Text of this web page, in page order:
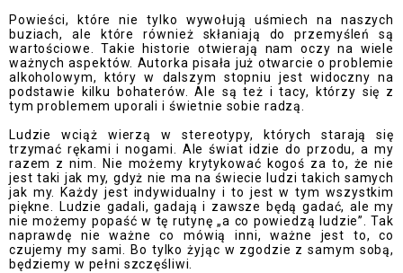
Powieści, które nie tylko wywołują uśmiech na naszych
buziach, ale które również skłaniają do przemyśleń są
wartościowe. Takie historie otwierają nam oczy na wiele
ważnych aspektów. Autorka pisała już otwarcie o problemie
alkoholowym, który w dalszym stopniu jest widoczny na
podstawie kilku bohaterów. Ale są też i tacy, którzy się z
tym problemem uporali i świetnie sobie radzą.
Ludzie wciąż wierzą w stereotypy, których starają się
trzymać rękami i nogami. Ale świat idzie do przodu, a my
razem z nim. Nie możemy krytykować kogoś za to, że nie
jest taki jak my, gdyż nie ma na świecie ludzi takich samych
jak my. Każdy jest indywidualny i to jest w tym wszystkim
piękne. Ludzie gadali, gadają i zawsze będą gadać, ale my
nie możemy popaść w tę rutynę „a co powiedzą ludzie”. Tak
naprawdę nie ważne co mówią inni, ważne jest to, co
czujemy my sami. Bo tylko żyjąc w zgodzie z samym sobą,
będziemy w pełni szczęśliwi.